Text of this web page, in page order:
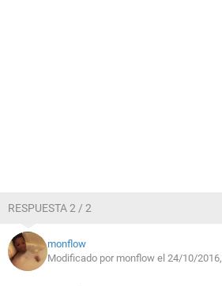
RESPUESTA 2 / 2
monflow
Modificado por monflow el 24/10/